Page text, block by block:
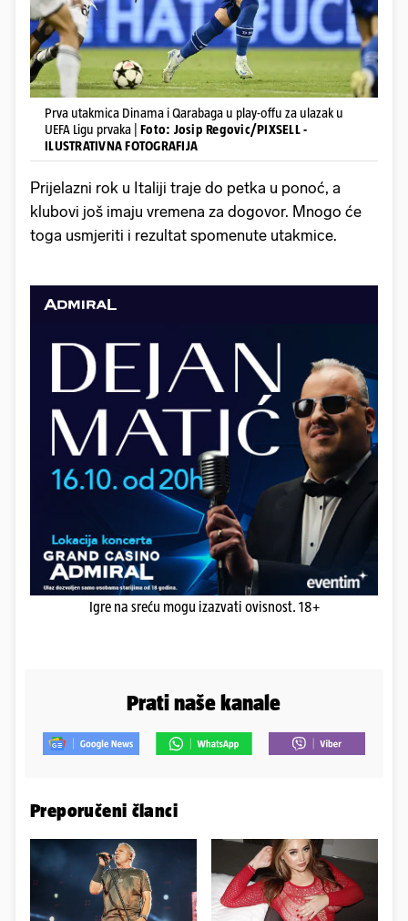
Prva utakmica Dinama i Qarabaga u play-offu za ulazak u
UEFA Ligu prvaka | Foto: Josip Regovic/PIXSELL -
ILUSTRATIVNA FOTOGRAFIJA
Prijelazni rok u Italiji traje do petka u ponoć, a
klubovi još imaju vremena za dogovor. Mnogo će
toga usmjeriti i rezultat spomenute utakmice.
Igre na sreću mogu izazvati ovisnost. 18+
Prati naše kanale
Preporučeni članci